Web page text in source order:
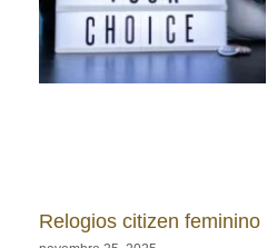
Relogios citizen feminino